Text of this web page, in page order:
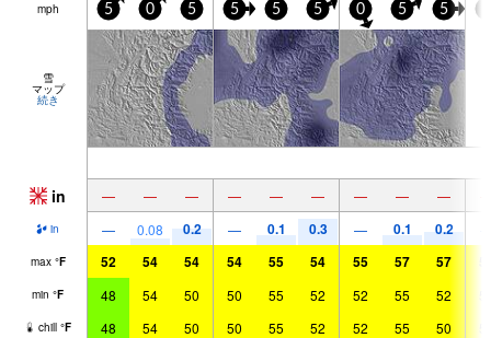
mph 5 0 5 5 5 5 0 5 5
雪
マップ
続き
in — — — — — — — — —
in — 0.08 0.2 — 0.1 0.3 — 0.1 0.2
max °F 52 54 54 54 55 54 55 57 57
min °F 48 54 50 50 55 52 52 55 52
chill °F 48 54 50 50 55 52 52 55 50